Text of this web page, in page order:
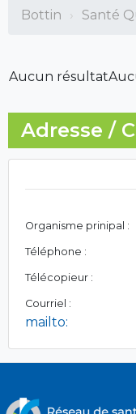
Bottin Santé
Aucun résultat
Adresse /
Organisme prinipal :
Téléphone :
Télécopieur :
Courriel :
mailto: